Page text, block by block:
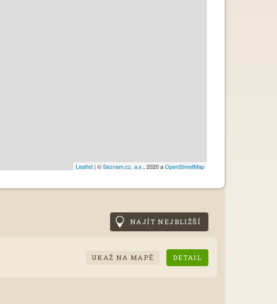
Leaflet | ©Seznam.cz, a.s., 2020 aOpenStreetMap
NAJÍT NEJBLIŽŠÍ
UKAŽ NA MAPĚ DETAIL